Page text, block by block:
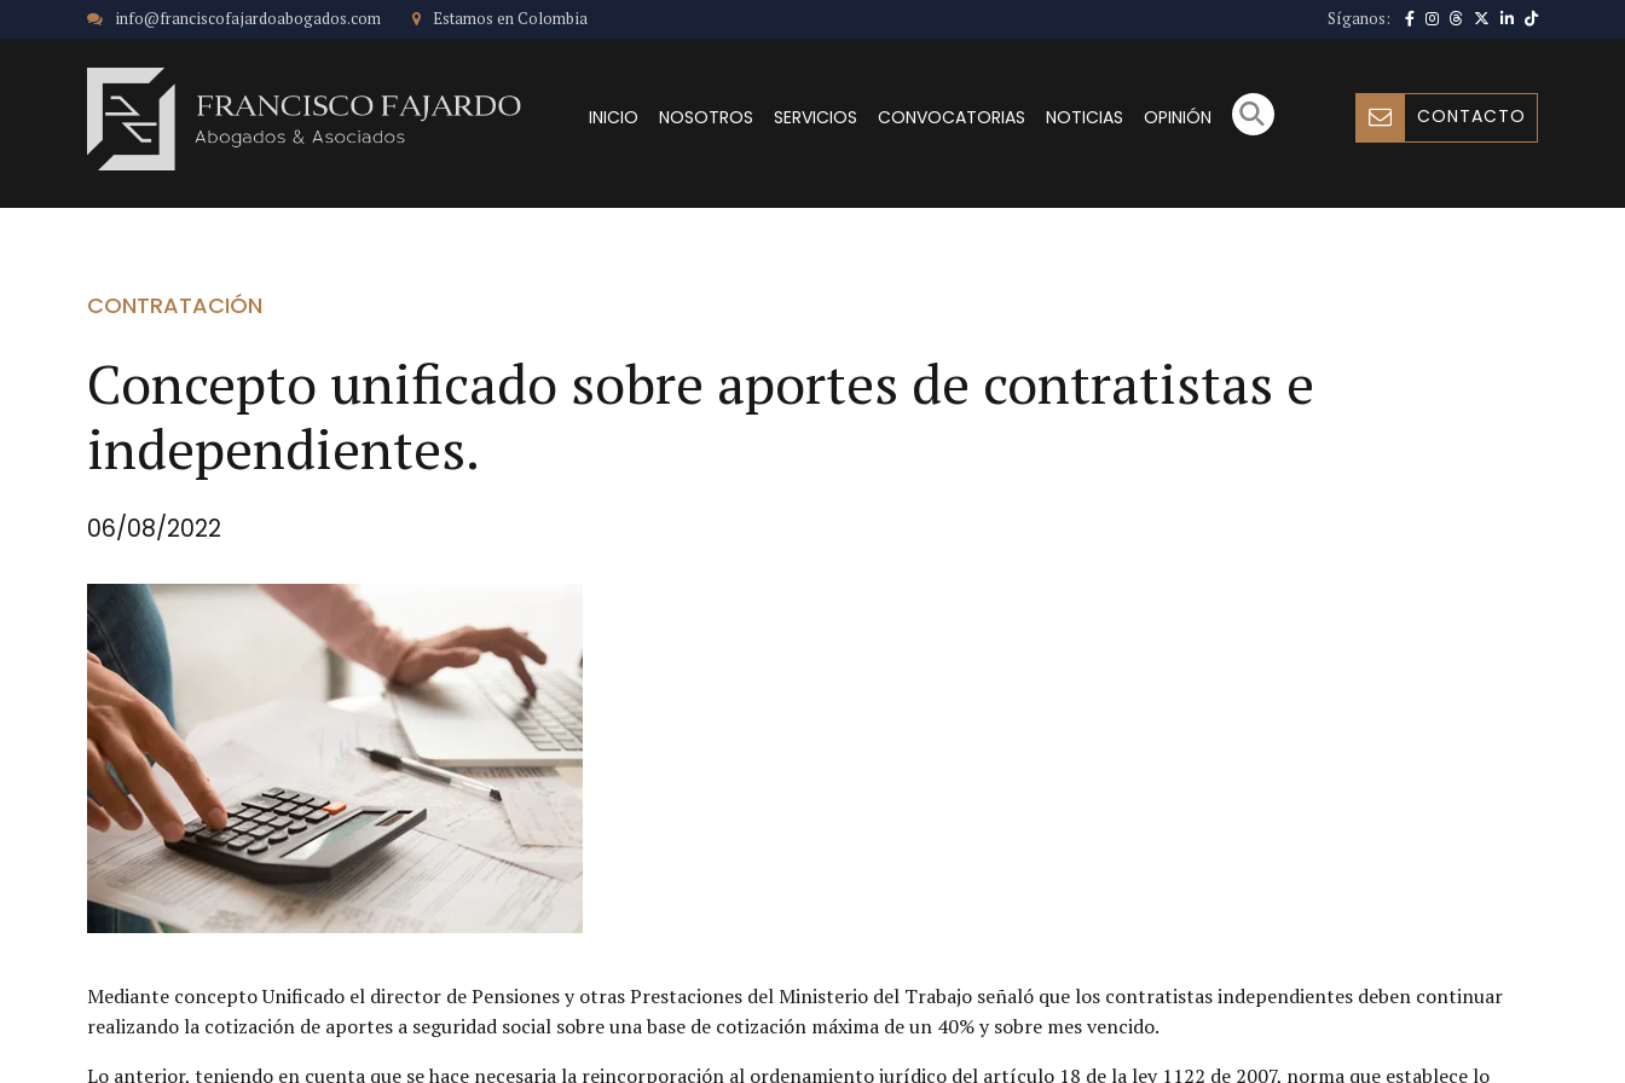
info@franciscofajardoabogados.com Estamos en Colombia Síganos:
CONTACTO
INICIO NOSOTROS SERVICIOS CONVOCATORIAS NOTICIAS OPINIÓN
CONTRATACIÓN
Concepto unificado sobre aportes de contratistas e
independientes.
06/08/2022
Mediante concepto Unificado el director de Pensiones y otras Prestaciones del Ministerio del Trabajo señaló que los contratistas independientes deben continuar
realizando la cotización de aportes a seguridad social sobre una base de cotización máxima de un 40% y sobre mes vencido.
Lo anterior, teniendo en cuenta que se hace necesaria la reincorporación al ordenamiento jurídico del artículo 18 de la ley 1122 de 2007, norma que establece lo